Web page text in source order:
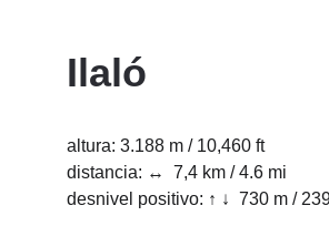
Ilaló
altura: 3.188 m / 10,460 ft
distancia: ↔  7,4 km / 4.6 mi
desnivel positivo: ↑ ↓  730 m /